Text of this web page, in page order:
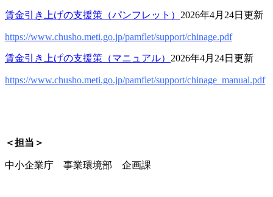
賃金引き上げの支援策（パンフレット） 2026年4月24日更新
https://www.chusho.meti.go.jp/pamflet/support/chinage.pdf
賃金引き上げの支援策（マニュアル） 2026年4月24日更新
https://www.chusho.meti.go.jp/pamflet/support/chinage_manual.pdf
＜担当＞
中小企業庁 事業環境部 企画課